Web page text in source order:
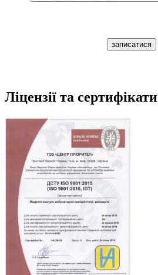
записатися
Ліцензії та сертифікати